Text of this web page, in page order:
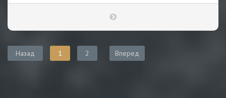
Назад 1 2 Вперед